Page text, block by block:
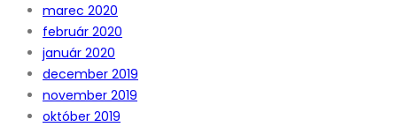
marec 2020
február 2020
január 2020
december 2019
november 2019
október 2019